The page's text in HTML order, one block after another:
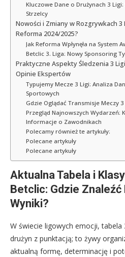
Kluczowe Dane o Drużynach 3 Ligi:
Strzelcy
Nowości i Zmiany w Rozgrywkach 3
Reforma 2024/2025?
Jak Reforma Wpłynęła na System
Betclic 3. Liga: Nowy Sponsoring
Praktyczne Aspekty Śledzenia 3
Opinie Ekspertów
Typujemy Mecze 3 Ligi: Analiza
Sportowych
Gdzie Oglądać Transmisje Meczy 3
Przegląd Najnowszych Wydarzeń:
Informacje o Zawodnikach
Polecamy również te artykuły:
Polecane artykuły
Polecane artykuły
Aktualna Tabela i
Betclic: Gdzie Znaleźć
Wyniki?
W świecie ligowych emocji, tabela
drużyn z punktacją; to żywy
aktualną formę, determinację i